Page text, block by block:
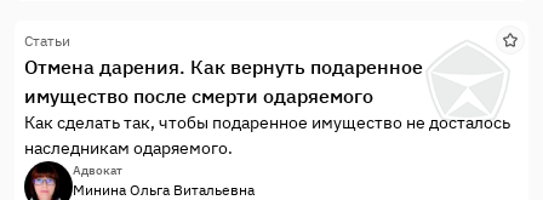
Статьи
Отмена дарения. Как вернуть подаренное
имущество после смерти одаряемого
Как сделать так, чтобы подаренное имущество не досталось
наследникам одаряемого.
Адвокат
Минина Ольга Витальевна